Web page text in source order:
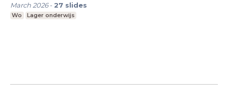
March 2026- 27 slides
Wo Lager onderwijs